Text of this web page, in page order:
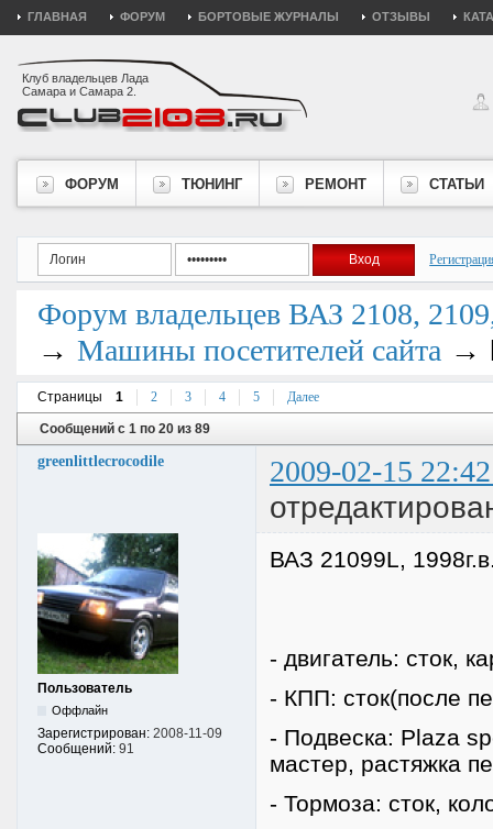
ГЛАВНАЯ ФОРУМ БОРТОВЫЕ ЖУРНАЛЫ ОТЗЫВЫ
Клуб владельцев Лада
Самара и Самара 2.
ФОРУМ ТЮНИНГ РЕМОНТ СТАТЬИ
Форум владельцев ВАЗ 2108,
→ Машины посетителей сайта →
Страницы 1 2 3 4 5 Далее
Сообщений с 1 по 20 из 89
greenlittlecrocodile 2009-02-15
Пользователь
Оффлайн
Зарегистрирован: 2008-11-09
Сообщений: 91
ВАЗ 21099L,
- двигатель: сток,
- КПП: сток(после
- Подвеска: Plaza
мастер, растяжка
- Тормоза: сток,